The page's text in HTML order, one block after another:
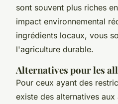
sont souvent plus riches
impact environnemental
ingrédients locaux, vous
l'agriculture durable.
Alternatives pour les
Pour ceux ayant des
existe des alternatives